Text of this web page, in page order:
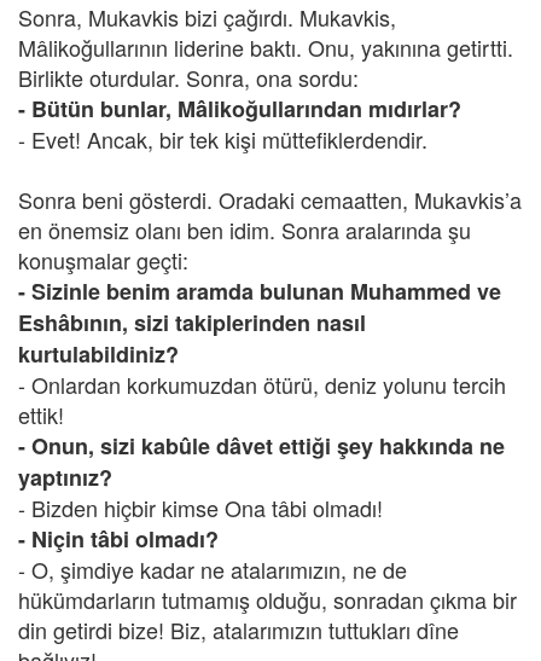
Sonra, Mukavkis bizi çağırdı. Mukavkis,
Mâlikoğullarının liderine baktı. Onu, yakınına getirtti.
Birlikte oturdular. Sonra, ona sordu:
- Bütün bunlar, Mâlikoğullarından mıdırlar?
- Evet! Ancak, bir tek kişi müttefiklerdendir.
Sonra beni gösterdi. Oradaki cemaatten, Mukavkis’a
en önemsiz olanı ben idim. Sonra aralarında şu
konuşmalar geçti:
- Sizinle benim aramda bulunan Muhammed ve
Eshâbının, sizi takiplerinden nasıl
kurtulabildiniz?
- Onlardan korkumuzdan ötürü, deniz yolunu tercih
ettik!
- Onun, sizi kabûle dâvet ettiği şey hakkında ne
yaptınız?
- Bizden hiçbir kimse Ona tâbi olmadı!
- Niçin tâbi olmadı?
- O, şimdiye kadar ne atalarımızın, ne de
hükümdarların tutmamış olduğu, sonradan çıkma bir
din getirdi bize! Biz, atalarımızın tuttukları dîne